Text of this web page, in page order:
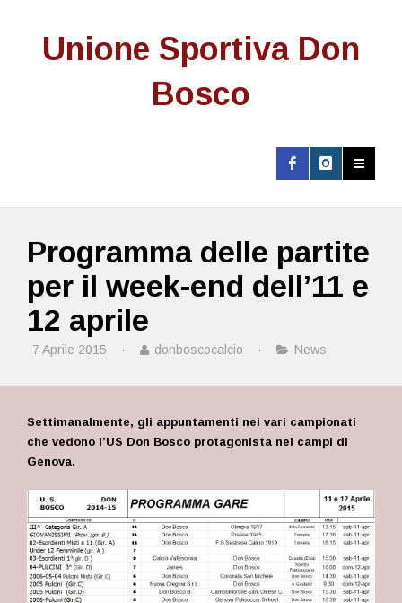
Unione Sportiva Don
Bosco
Programma delle partite
per il week-end dell’11 e
12 aprile
7 Aprile 2015 · donboscocalcio · News
Settimanalmente, gli appuntamenti nei vari campionati
che vedono l’US Don Bosco protagonista nei campi di
Genova.